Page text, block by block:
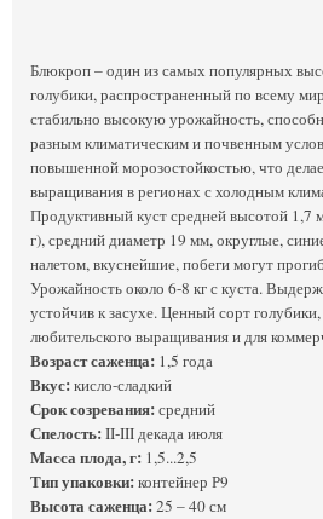
Блюкроп – один из самых популярных
голубики, распространенный по всему
стабильно высокую урожайность,
разным климатическим и почвенным
повышенной морозостойкостью, что
выращивания в регионах с холодным
Продуктивный куст средней высотой 1,7
г), средний диаметр 19 мм, округлые,
налетом, вкуснейшие, побеги могут
Урожайность около 6-8 кг с куста.
устойчив к засухе. Ценный сорт
любительского выращивания и для
Возраст саженца: 1,5 года
Вкус:кисло-сладкий
Срок созревания:средний
Спелость:II-III декада июля
Масса плода, г: 1,5...2,5
Тип упаковки:контейнер Р9
Высота саженца:25 – 40 см